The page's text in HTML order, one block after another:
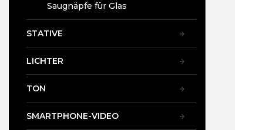
Saugnäpfe für Glas
STATIVE
LICHTER
TON
SMARTPHONE-VIDEO